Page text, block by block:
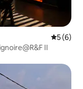
5 (6)
II